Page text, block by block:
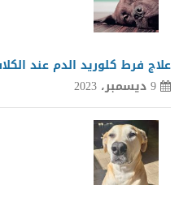
علاج فرط كلوريد الدم عند
9 ديسمبر، 2023